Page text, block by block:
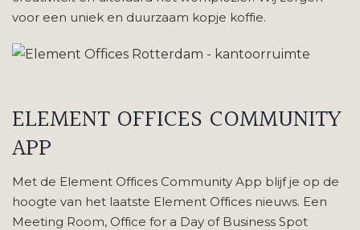
voor een uniek en duurzaam kopje koffie.
ELEMENT OFFICES COMMUNITY
APP
Met de Element Offices Community App blijf je op de
hoogte van het laatste Element Offices nieuws. Een
Meeting Room, Office for a Day of Business Spot